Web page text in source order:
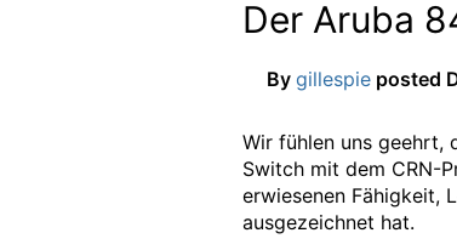
Der Aruba
By gillespie posted
Wir fühlen uns geehrt,
Switch mit dem CRN-
erwiesenen Fähigkeit,
ausgezeichnet hat.